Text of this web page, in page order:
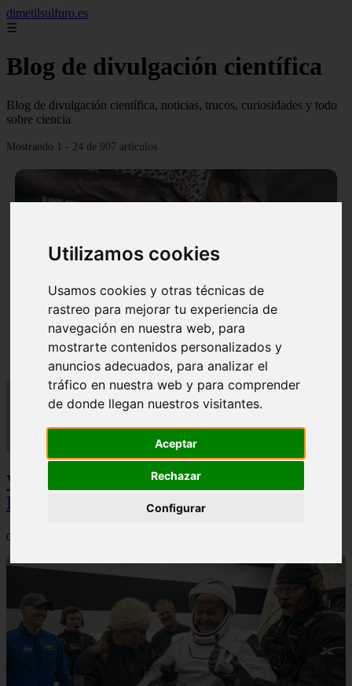
Utilizamos cookies
Usamos cookies y otras técnicas de
rastreo para mejorar tu experiencia de
navegación en nuestra web, para
mostrarte contenidos personalizados y
anuncios adecuados, para analizar el
tráfico en nuestra web y para comprender
de donde llegan nuestros visitantes.
Aceptar
Rechazar
Configurar
dimetilsulfuro.es
☰
Blog de divulgación científica
Blog de divulgación científica, noticias, trucos, curiosidades y todo
sobre ciencia
Mostrando 1 - 24 de 907 artículos
En África harán lo que parecía imposible: Utilizarán
moléculas de agua para cocinar sus alimentos
Video Advertencias desde la cúspide de la
IA: Hinton y el posible colapso social
06/03/2026